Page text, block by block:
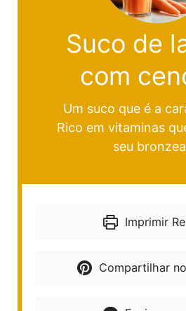
Suco de
com
Um suco que é a
Rico em vitaminas
seu
Imprimir
Compartilhar